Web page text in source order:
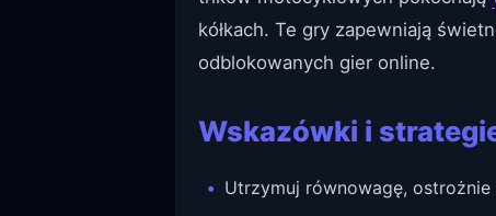
kółkach. Te gry zapewniają
odblokowanych gier online.
Wskazówki i
Utrzymuj równowagę,